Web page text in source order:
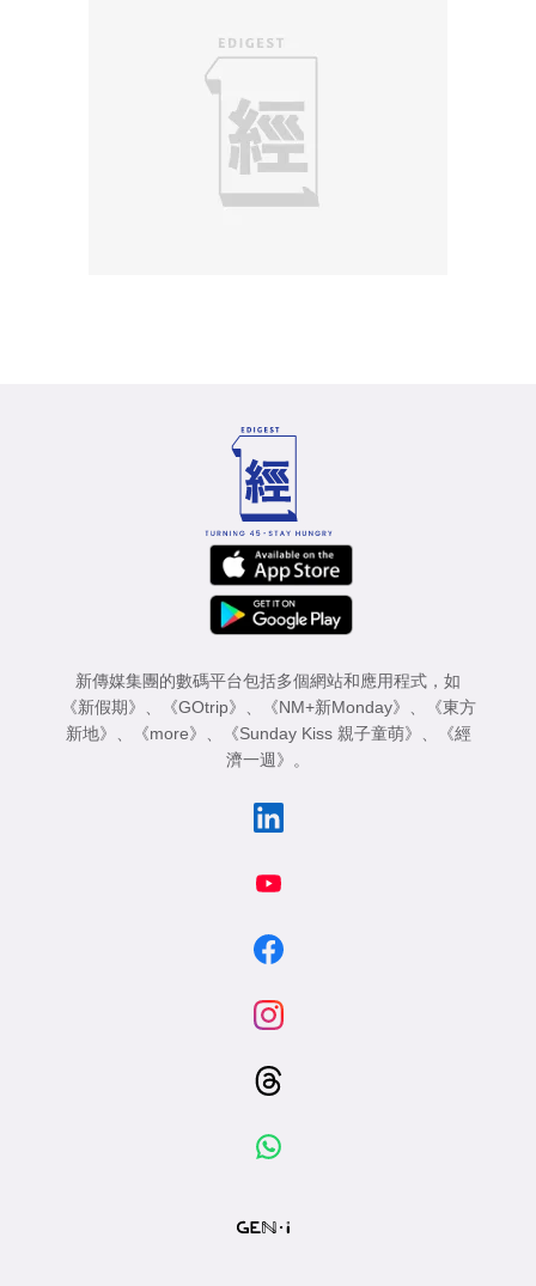
新傳媒集團的數碼平台包括多個網站和應用程式，如
《新假期》
《GOtrip》 《NM+新Monday》
《東方
新地》
《more》 《Sunday Kiss 親子童萌》
《經
濟一週》
。